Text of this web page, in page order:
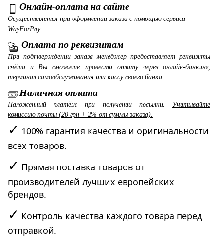
Онлайн-оплата на сайте
Осуществляется при оформлении заказа с помощью сервиса
WayForPay.
Оплата по реквизитам
При подтверждении заказа менеджер предоставляет реквизиты
счёта и Вы сможете провести оплату через онлайн-банкинг,
терминал самообслуживания или кассу своего банка.
Наличная оплата
Наложенный платёж при получении посылки. Учитывайте
комиссию почты (20 грн + 2% от суммы заказа).
✓ 100% гарантия качества и оригинальности
всех товаров.
✓ Прямая поставка товаров от
производителей лучших европейских
брендов.
✓ Контроль качества каждого товара перед
отправкой.